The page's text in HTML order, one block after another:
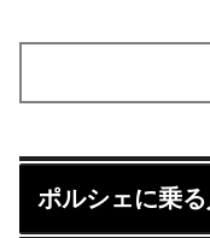
ポルシェに乗